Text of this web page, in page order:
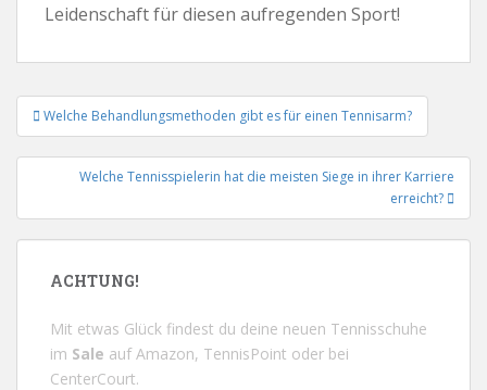
Leidenschaft für diesen aufregenden Sport!
Beitrags-
Navigation
Welche Behandlungsmethoden gibt es für einen Tennisarm?
Welche Tennisspielerin hat die meisten Siege in ihrer Karriere
erreicht?
ACHTUNG!
Mit etwas Glück findest du deine neuen Tennisschuhe
im Sale aufAmazon, TennisPoint oder bei
CenterCourt.